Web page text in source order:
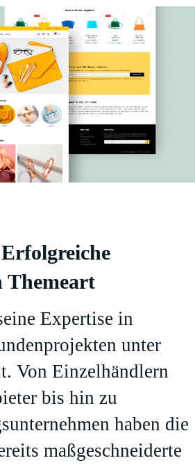
Themeart
Expertise in
unter
Von Einzelhändlern
bis hin zu
haben die
maßgeschneiderte